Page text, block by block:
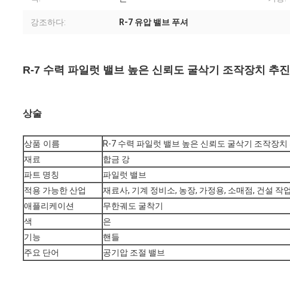
강조하다: R-7 유압 밸브 푸셔
R-7 수력 파일럿 밸브 높은 신뢰도 굴삭기 조작장치 추진
상술
상품 이름
R-7 수력 파일럿 밸브 높은 신뢰도 굴삭기 조작장치
재료
합금 강
파트 명칭
파일럿 밸브
적용 가능한 산업
재료사, 기계 정비소, 농장, 가정용, 소매점, 건설 작
애플리케이션
무한궤도 굴착기
색
은
기능
핸들
주요 단어
공기압 조절 밸브